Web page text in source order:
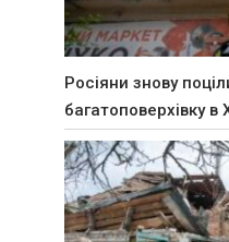
Росіяни знову
багатоповерхівку в